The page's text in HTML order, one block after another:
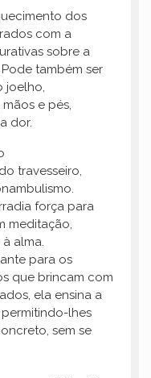
dos
com a
sobre a
também ser
joelho,
e pés,
dor.
travesseiro,
força para
meditação,
alma.
para os
que brincam com
ela ensina a
lhes
sem se